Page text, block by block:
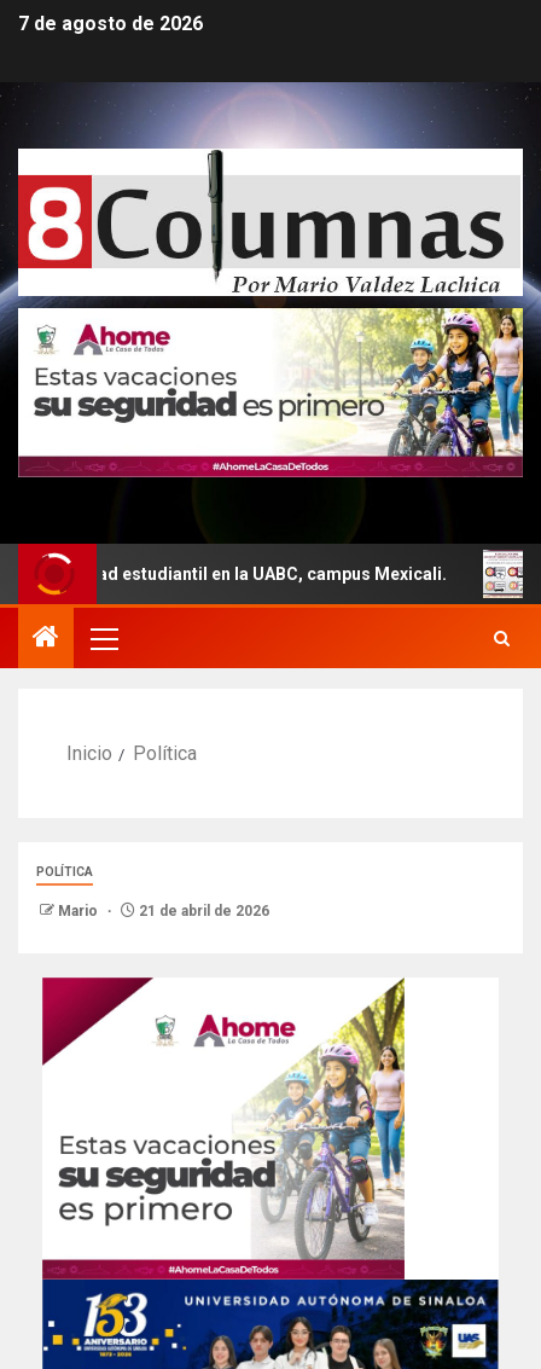
7 de agosto de 2026
estudiantil en la UABC, campus Mexicali. Un total
Inicio Política
POLÍTICA
Mario 21 de abril de 2026